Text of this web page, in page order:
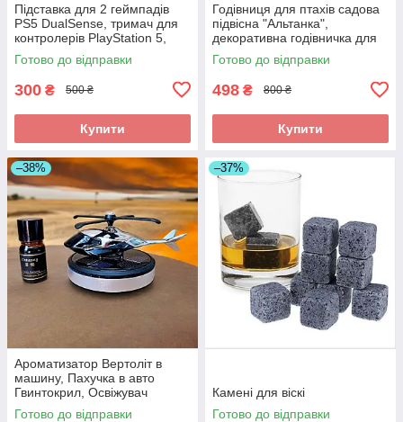
Підставка для 2 геймпадів
PS5 DualSense, тримач для
контролерів PlayStation 5,
органайзер для джойстиків
Готово до відправки
300 ₴ 500 ₴
Купити
Годівниця для птахів садова
підвісна "Альтанка",
декоративна годівничка для
саду, дачі та двору 19×16 см
Готово до відправки
498 ₴ 800 ₴
Купити
–38%
Ароматизатор Вертоліт в
машину, Пахучка в авто
Гвинтокрил, Освіжувач
повітря
Готово до відправки
–37%
Камені для віскі
Готово до відправки